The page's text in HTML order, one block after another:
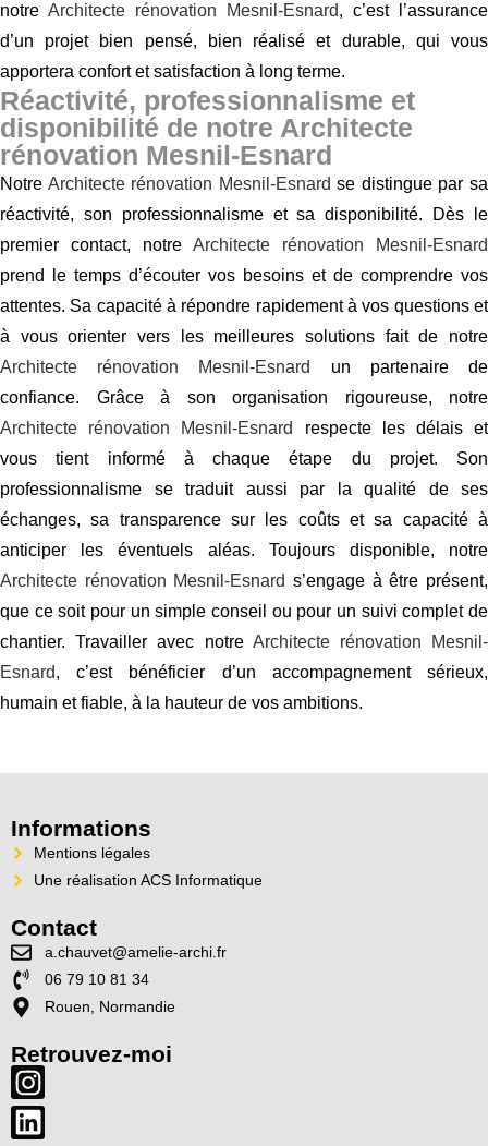
notre Architecte rénovation Mesnil-Esnard, c’est l’assurance
d’un projet bien pensé, bien réalisé et durable, qui vous
apportera confort et satisfaction à long terme.
Réactivité, professionnalisme et
disponibilité de notre Architecte
rénovation Mesnil-Esnard
Notre Architecte rénovation Mesnil-Esnard se distingue par sa
réactivité, son professionnalisme et sa disponibilité. Dès le
premier contact, notre Architecte rénovation Mesnil-Esnard
prend le temps d’écouter vos besoins et de comprendre vos
attentes. Sa capacité à répondre rapidement à vos questions et
à vous orienter vers les meilleures solutions fait de notre
Architecte rénovation Mesnil-Esnard
un partenaire de
confiance. Grâce à son organisation rigoureuse, notre
Architecte rénovation Mesnil-Esnard
respecte les délais et
vous tient informé à chaque étape du projet. Son
professionnalisme se traduit aussi par la qualité de ses
échanges, sa transparence sur les coûts et sa capacité à
anticiper les éventuels aléas. Toujours disponible, notre
Architecte rénovation Mesnil-Esnard s’engage à être présent,
que ce soit pour un simple conseil ou pour un suivi complet de
chantier. Travailler avec notre Architecte rénovation Mesnil-
Esnard, c’est bénéficier d’un accompagnement sérieux,
humain et fiable, à la hauteur de vos ambitions.
Informations
Mentions légales
Une réalisation ACS Informatique
Contact
a.chauvet@amelie-archi.fr
06 79 10 81 34
Rouen, Normandie
Retrouvez-moi